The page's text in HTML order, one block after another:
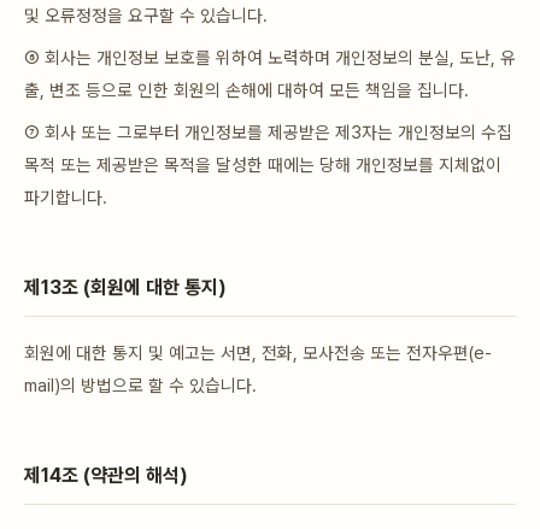
및 오류정정을 요구할 수 있습니다.
⑥ 회사는 개인정보 보호를 위하여 노력하며 개인정보의 분실, 도난, 유
출, 변조 등으로 인한 회원의 손해에 대하여 모든 책임을 집니다.
⑦ 회사 또는 그로부터 개인정보를 제공받은 제3자는 개인정보의 수집
목적 또는 제공받은 목적을 달성한 때에는 당해 개인정보를 지체없이
파기합니다.
제13조 (회원에 대한 통지)
회원에 대한 통지 및 예고는 서면, 전화, 모사전송 또는 전자우편(e-
mail)의 방법으로 할 수 있습니다.
제14조 (약관의 해석)